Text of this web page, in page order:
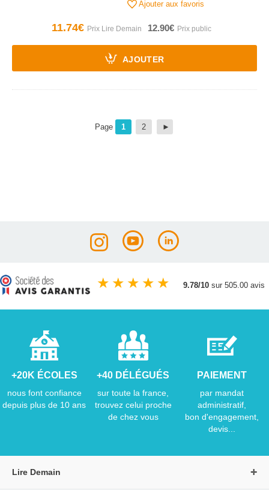
Ajouter aux favoris
11.74€ 12.90€
AJOUTER
Page 1 2
★ ★ ★ ★ ★ 9.78/10 sur 505.00 avis
+20K ÉCOLES
nous font confiance
depuis plus de 10 ans
+40 DÉLÉGUÉS
sur toute la france,
trouvez celui proche
de chez vous
PAIEMENT
par mandat
administratif,
bon d'engagement,
devis...
Lire Demain